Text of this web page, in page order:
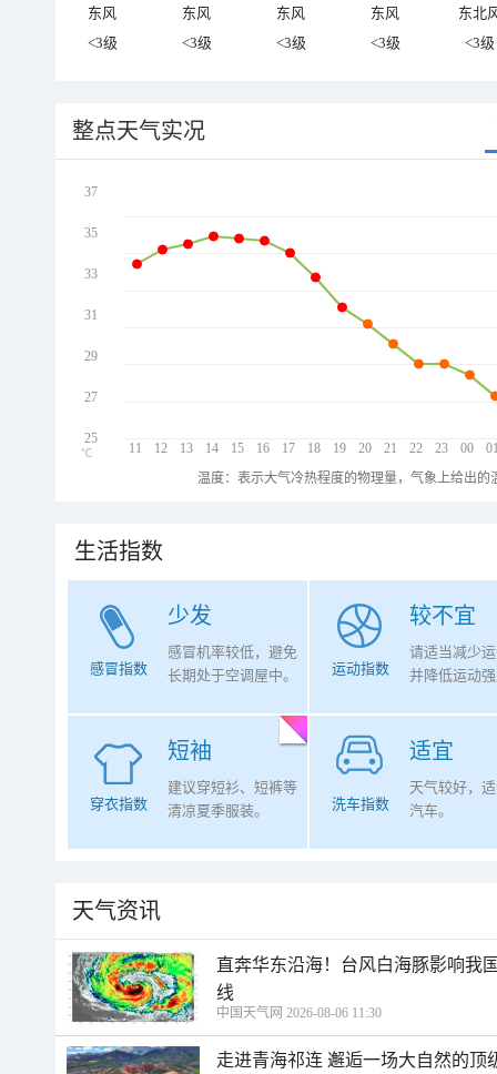
东风 东风 东风 东风
东北
<3级
<3级 <3级 <3级 <3级
整点天气实况
11 12 13 14 15 16 17 18 19 20 21 22 23 00
37
35
33
31
29
27
25
℃
温度：表示大气冷热程度的物理量，气象上给出
生活指数
少发
感冒指数
感冒机率较低，避免
长期处于空调屋中。
较不宜
运动指数
请适当减少
并降低运动
短袖
穿衣指数
建议穿短衫、短裤等
清凉夏季服装。
适宜
洗车指数
天气较好，
汽车。
天气资讯
直奔华东沿海！台风白海豚影响我
线
中国天气网 2026-08-06 11:30
走进青海祁连 邂逅一场大自然的顶